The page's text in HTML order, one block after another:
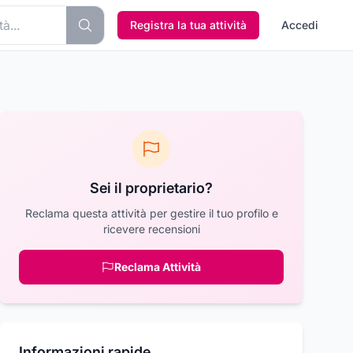
Registra la tua attività Accedi
Sei il proprietario?
Reclama questa attività per gestire il tuo profilo e
ricevere recensioni
Reclama Attività